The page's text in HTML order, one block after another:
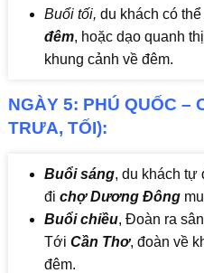
Buổi tối, du khách có
đêm, hoặc dạo quanh
khung cảnh về đêm.
NGÀY 5: PHÚ QUỐC –
TRƯA, TỐI):
Buổi sáng, du khách tự
đi chợ Dương Đông
Buổi chiều, Đoàn ra
Tới Cần Thơ, đoàn về
đêm.